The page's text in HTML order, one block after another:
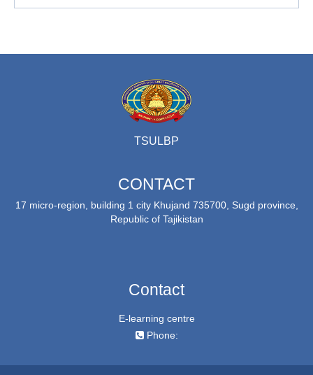
TSULBP
CONTACT
17 micro-region, building 1 city Khujand 735700, Sugd province,
Republic of Tajikistan
Contact
E-learning centre
Phone: